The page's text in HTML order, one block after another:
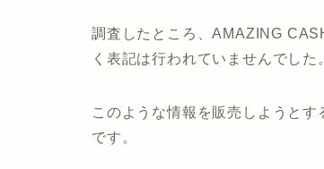
調査したところ、AMAZING
く表記は行われていませんでした
このような情報を販売しようと
です。